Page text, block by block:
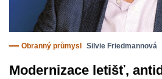
Obranný průmysl Silvie Friedmannová
Modernizace letišť,